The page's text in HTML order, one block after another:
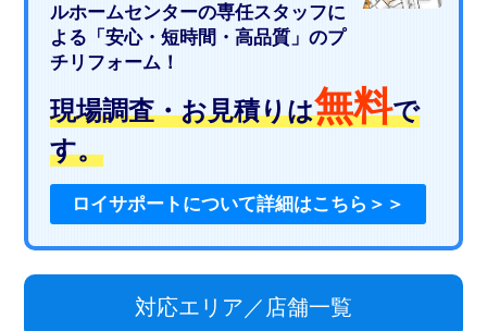
ルホームセンターの専任スタッフに
よる「安心・短時間・高品質」のプ
チリフォーム！
現場調査・お見積りは無料で
す。
ロイサポートについて詳細はこちら＞＞
対応エリア／店舗一覧